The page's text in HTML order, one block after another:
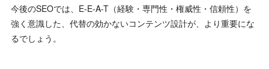
今後のSEOでは、E-E-A-T（経験・専門性・権威性・信頼性）を
強く意識した、代替の効かないコンテンツ設計が、より重要にな
るでしょう。